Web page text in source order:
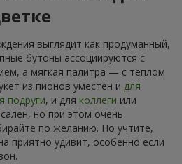
выглядит как продуманный,
бутоны ассоциируются с
а мягкая палитра — с теплом
из пионов уместен и для
подруги, и для коллеги или
но при этом очень
по желанию. Но учтите,
приятно удивит, особенно если